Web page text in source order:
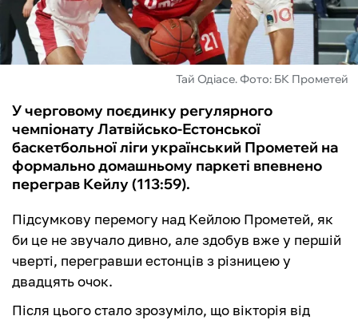
БУКМЕКЕРИ
Тай Одіасе. Фото: БК Прометей
У черговому поєдинку регулярного
чемпіонату Латвійсько-Естонської
баскетбольної ліги український Прометей на
формально домашньому паркеті впевнено
переграв Кейлу (113:59).
Підсумкову перемогу над Кейлою Прометей, як
би це не звучало дивно, але здобув вже у першій
чверті, перегравши естонців з різницею у
двадцять очок.
Після цього стало зрозуміло, що вікторія від